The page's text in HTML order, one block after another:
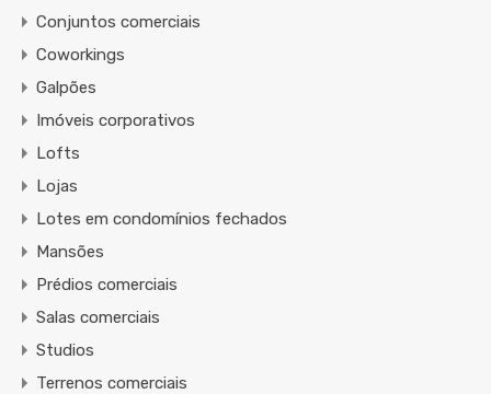
Conjuntos comerciais
Coworkings
Galpões
Imóveis corporativos
Lofts
Lojas
Lotes em condomínios fechados
Mansões
Prédios comerciais
Salas comerciais
Studios
Terrenos comerciais